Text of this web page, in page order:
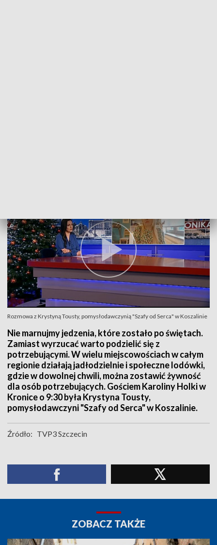
Rozmowa z Krystyną Tousty, pomysłodawczynią "Szafy od Serca" w Koszalinie
Nie marnujmy jedzenia, które zostało po świętach.
Zamiast wyrzucać warto podzielić się z
potrzebującymi. W wielu miejscowościach w całym
regionie działają jadłodzielnie i społeczne lodówki,
gdzie w dowolnej chwili, można zostawić żywność
dla osób potrzebujących. Gościem Karoliny Holki w
Kronice o 9:30 była Krystyna Tousty,
pomysłodawczyni "Szafy od Serca" w Koszalinie.
Źródło: TVP3 Szczecin
ZOBACZ TAKŻE